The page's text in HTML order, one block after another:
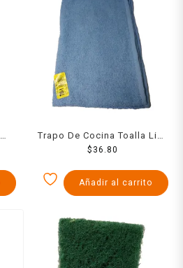
Trapo De Cocina Toalla Lisa
Colores
$ 36.80
Añadir al carrito